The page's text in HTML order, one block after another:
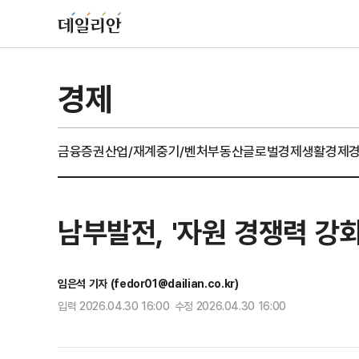
경제
금융증권산업/재계중기/벤처부동산글로벌경제생활경제
남부발전, '자원 경쟁력 강
임은석 기자 (fedor01@dailian.co.kr)
입력 2026.04.30 16:00 수정 2026.04.30 16:00